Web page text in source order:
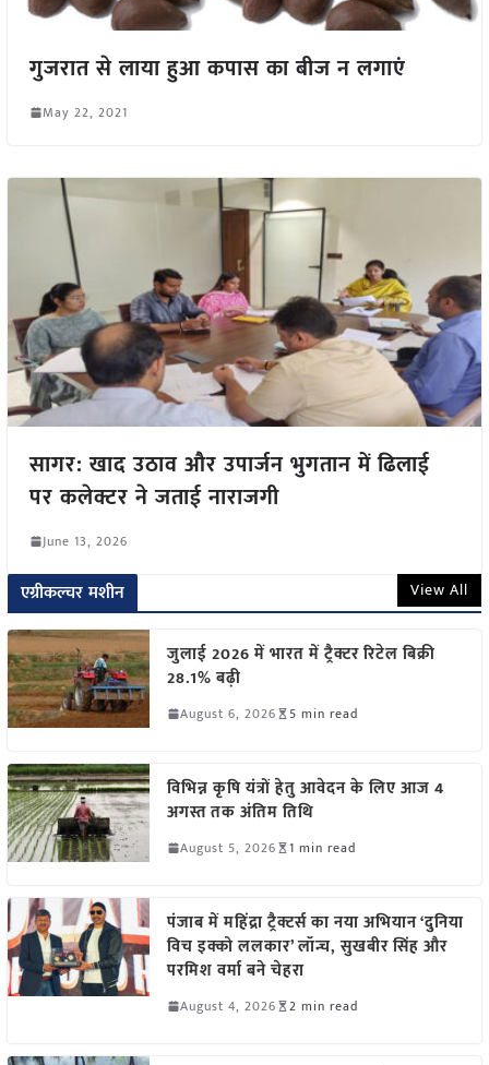
गुजरात से लाया हुआ कपास का बीज न लगाएं
May 22, 2021
सागर: खाद उठाव और उपार्जन भुगतान में ढिलाई
पर कलेक्टर ने जताई नाराजगी
June 13, 2026
एग्रीकल्चर मशीन View All
जुलाई 2026 में भारत में ट्रैक्टर रिटेल बिक्री
28.1% बढ़ी
August 6, 2026 5 min read
विभिन्न कृषि यंत्रों हेतु आवेदन के लिए आज 4
अगस्त तक अंतिम तिथि
August 5, 2026 1 min read
पंजाब में महिंद्रा ट्रैक्टर्स का नया अभियान ‘दुनिया
विच इक्को ललकार’ लॉन्च, सुखबीर सिंह और
परमिश वर्मा बने चेहरा
August 4, 2026 2 min read